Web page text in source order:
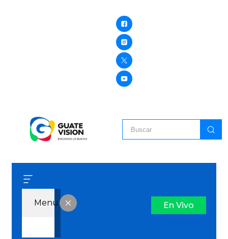
Menu En Vivo